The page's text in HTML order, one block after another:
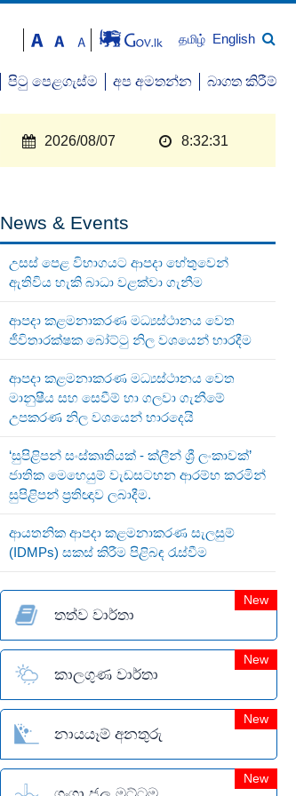
தமிழ் English
පිටු පෙළගැස්ම අප අමතන්න බාගත කිරීම්
2026/08/07 8:32:31
News & Events
උසස් පෙළ විභාගයට ආපදා හේතුවෙන්
ඇතිවිය හැකි බාධා වළක්වා ගැනීම
ආපදා කළමනාකරණ මධ්‍යස්ථානය වෙත
ජීවිතාරක්ෂක බෝට්ටු නිල වශයෙන් භාරදීම
ආපදා කළමනාකරණ මධ්‍යස්ථානය වෙත
මානුෂීය සහ සෙවීම් හා ගලවා ගැනීමේ
උපකරණ නිල වශයෙන් භාරදෙයි
‘සුපිළිපන් සංස්කෘතියක් - ක්ලීන් ශ්‍රී ලංකාවක්’
ජාතික මෙහෙයුම් වැඩසටහන ආරම්භ කරමින්
සුපිළිපන් ප්‍රතිඥාව ලබාදීම.
ආයතනික ආපදා කළමනාකරණ සැලසුම්
(IDMPs) සකස් කිරීම පිළිබඳ රැස්වීම
තත්ව වාර්තා
New
කාලගුණ වාර්තා
New
නායයෑම් අනතුරු
New
New